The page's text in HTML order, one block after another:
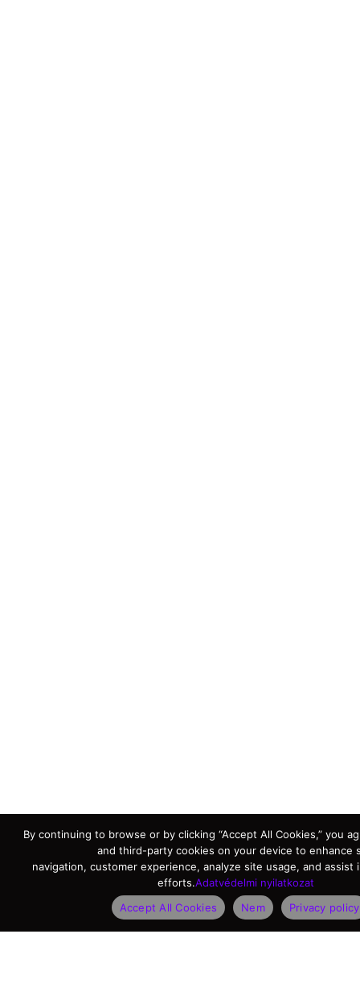
By continuing to browse or by clicking “Accept All Cookies,” you
and third-party cookies on your device to enhance
navigation, customer experience, analyze site usage, and assist
efforts.Adatvédelmi nyilatkozat
Accept All Cookies
Nem Privacy policy